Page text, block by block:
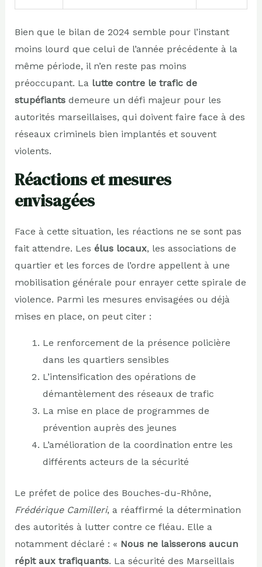
Bien que le bilan de 2024 semble pour l’instant
moins lourd que celui de l’année précédente à la
même période, il n’en reste pas moins
préoccupant. La lutte contre le trafic de
stupéfiantsdemeure un défi majeur pour les
autorités marseillaises, qui doivent faire face à des
réseaux criminels bien implantés et souvent
violents.
Réactions et mesures
envisagées
Face à cette situation, les réactions ne se sont pas
fait attendre. Les élus locaux, les associations de
quartier et les forces de l’ordre appellent à une
mobilisation générale pour enrayer cette spirale de
violence. Parmi les mesures envisagées ou déjà
mises en place, on peut citer :
Le renforcement de la présence policière
dans les quartiers sensibles
L’intensification des opérations de
démantèlement des réseaux de trafic
La mise en place de programmes de
prévention auprès des jeunes
L’amélioration de la coordination entre les
différents acteurs de la sécurité
Le préfet de police des Bouches-du-Rhône,
Frédérique Camilleri, a réaffirmé la détermination
des autorités à lutter contre ce fléau. Elle a
notamment déclaré : « Nous ne laisserons aucun
répit aux trafiquants. La sécurité des Marseillais